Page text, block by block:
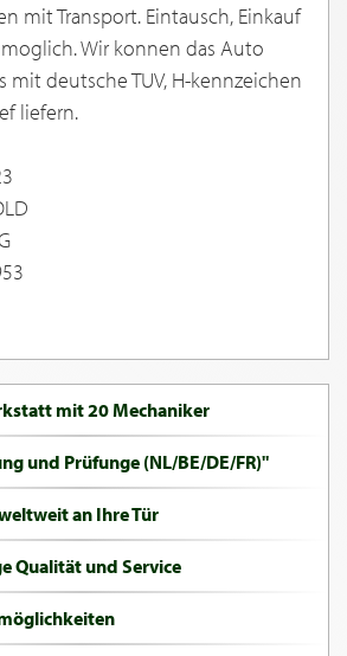
mit Transport. Eintausch, Einkauf
Wir konnen das Auto
mit deutsche TUV, H-kennzeichen
liefern.
mit 20 Mechaniker
und Prüfunge (NL/BE/DE/FR)"
an Ihre Tür
Qualität und Service